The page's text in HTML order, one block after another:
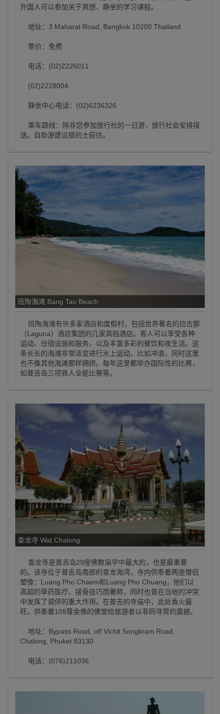
外国人可以参加关于冥想、静坐的学习课程。
地址：3 Maharat Road, Bangkok 10200 Thailand
票价：免费
电话：(02)2226011
(02)2228004
静坐中心电话：(02)6236326
乘车路线：除非您参加旅行社的一日游，旅行社会安排接
送。自助游建议搭的士前往。
班陶海滩 Bang Tao Beach
班陶海滩有许多家酒店和度假村，包括世界著名的拉古那
（Laguna）酒店集团的几家高档酒店。客人可以享受各种
运动、住宿设施和服务，以及丰富多彩的餐饮和夜生活。这
条长长的海滩非常适宜进行水上运动，比如冲浪，同时这里
也不像其他海滩那样拥挤。每年这里都举办国际性的比赛，
如普吉岛三项铁人全能比赛等。
查龙寺 Wat Chalong
查龙寺是普吉岛29座佛教庙宇中最大的，也是最重要
的。该寺位于普吉岛南部的查龙海湾，寺内供奉着两座僧侣
塑像：Luang Pho Chaem和Luang Pho Chuang，他们以
高超的草药医疗、接骨技巧而著称，同时也曾在当地的冲突
中发挥了调停的重大作用。在普吉的寺庙中，此处香火最
旺。供奉着108尊金佛的佛堂给旅游者以非同寻常的震撼。
地址：Bypass Road, off Vichit Songkram Road,
Chalong, Phuket 83130
电话：(076)211036